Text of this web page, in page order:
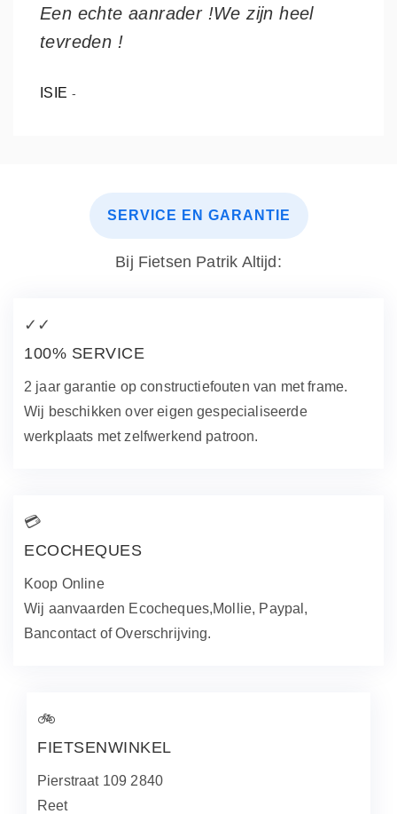
Een echte aanrader !We zijn heel
tevreden !
ISIE-
SERVICE EN GARANTIE
Bij Fietsen Patrik Altijd:
✓✓
100% SERVICE
2 jaar garantie op constructiefouten van met frame.
Wij beschikken over eigen gespecialiseerde
werkplaats met zelfwerkend patroon.
💳
ECOCHEQUES
Koop Online
Wij aanvaarden Ecocheques,Mollie, Paypal,
Bancontact of Overschrijving.
🚲
FIETSENWINKEL
Pierstraat 109 2840
Reet